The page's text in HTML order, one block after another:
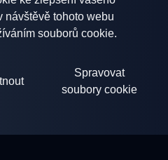
návštěvě tohoto webu
souborů cookie.
Spravovat
soubory cookie